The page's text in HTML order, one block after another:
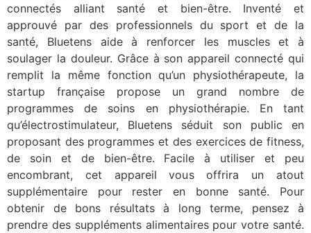
connectés alliant santé et bien-être. Inventé et
approuvé par des professionnels du sport et de la
santé, Bluetens aide à renforcer les muscles et à
soulager la douleur. Grâce à son appareil connecté qui
remplit la même fonction qu’un physiothérapeute, la
startup française propose un grand nombre de
programmes de soins en physiothérapie. En tant
qu’électrostimulateur, Bluetens séduit son public en
proposant des programmes et des exercices de fitness,
de soin et de bien-être. Facile à utiliser et peu
encombrant, cet appareil vous offrira un atout
supplémentaire pour rester en bonne santé. Pour
obtenir de bons résultats à long terme, pensez à
prendre des suppléments alimentaires pour votre santé.